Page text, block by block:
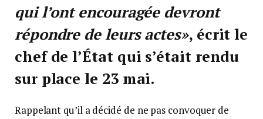
qui l’ont encouragée devront
répondre de leurs actes», écrit le
chef de l’État qui s’était rendu
sur place le 23 mai.
Rappelant qu’il a décidé de ne pas convoquer de